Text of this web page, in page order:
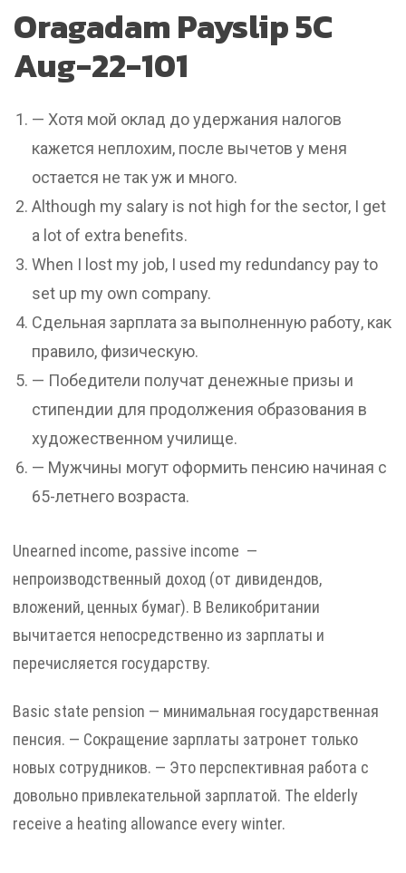
Oragadam Payslip 5C
Aug-22-101
— Хотя мой оклад до удержания налогов
кажется неплохим, после вычетов у меня
остается не так уж и много.
Although my salary is not high for the sector, I get
a lot of extra benefits.
When I lost my job, I used my redundancy pay to
set up my own company.
Сдельная зарплата за выполненную работу, как
правило, физическую.
— Победители получат денежные призы и
стипендии для продолжения образования в
художественном училище.
— Мужчины могут оформить пенсию начиная с
65-летнего возраста.
Unearned income, passive income —
непроизводственный доход (от дивидендов,
вложений, ценных бумаг). В Великобритании
вычитается непосредственно из зарплаты и
перечисляется государству.
Basic state pension — минимальная государственная
пенсия. — Сокращение зарплаты затронет только
новых сотрудников. — Это перспективная работа с
довольно привлекательной зарплатой. The elderly
receive a heating allowance every winter.